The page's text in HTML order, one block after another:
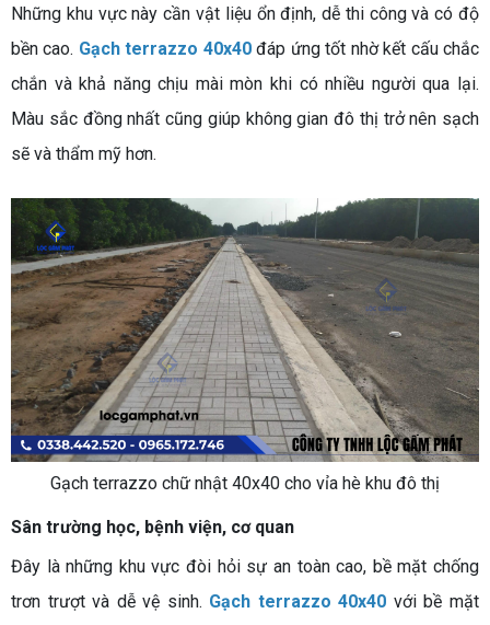
Những khu vực này cần vật liệu ổn định, dễ thi công và có độ
bền cao. Gạch terrazzo 40x40đáp ứng tốt nhờ kết cấu chắc
chắn và khả năng chịu mài mòn khi có nhiều người qua lại.
Màu sắc đồng nhất cũng giúp không gian đô thị trở nên sạch
sẽ và thẩm mỹ hơn.
Gạch terrazzo chữ nhật 40x40 cho vỉa hè khu đô thị
Sân trường học, bệnh viện, cơ quan
Đây là những khu vực đòi hỏi sự an toàn cao, bề mặt chống
trơn trượt và dễ vệ sinh. Gạch terrazzo 40x40 với bề mặt